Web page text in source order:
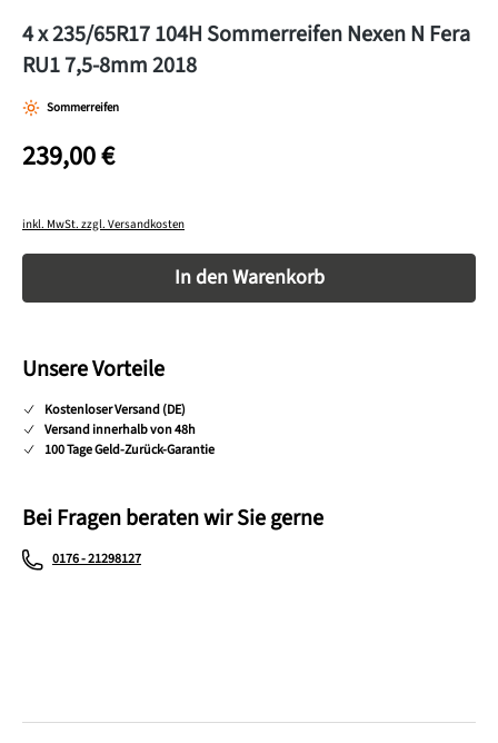
4 x 235/65R17 104H Sommerreifen Nexen N Fera
RU1 7,5-8mm 2018
Sommerreifen
239,00 €
inkl. MwSt. zzgl. Versandkosten
Produkt Anzahl: Gib den gewünschten Wert
In den Warenkorb
Unsere Vorteile
Kostenloser Versand (DE)
Versand innerhalb von 48h
100 Tage Geld-Zurück-Garantie
Bei Fragen beraten wir Sie gerne
0176 - 21298127